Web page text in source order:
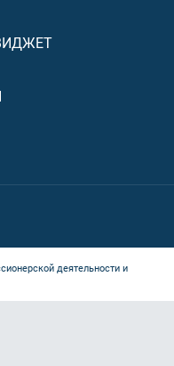
деятельности и